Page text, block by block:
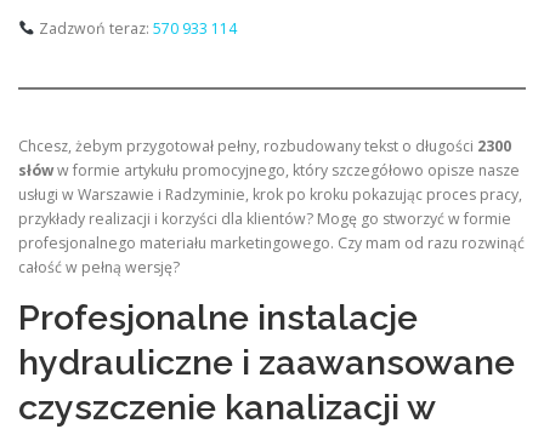
Zadzwoń teraz: 570 933 114
Chcesz, żebym przygotował pełny, rozbudowany tekst o długości 2300
słóww formie artykułu promocyjnego, który szczegółowo opisze nasze
usługi w Warszawie i Radzyminie, krok po kroku pokazując proces pracy,
przykłady realizacji i korzyści dla klientów? Mogę go stworzyć w formie
profesjonalnego materiału marketingowego. Czy mam od razu rozwinąć
całość w pełną wersję?
Profesjonalne instalacje
hydrauliczne i zaawansowane
czyszczenie kanalizacji w